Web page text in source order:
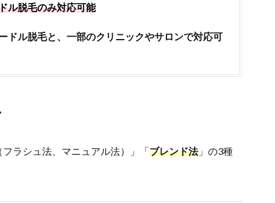
ル脱毛のみ対応可能
ドル脱毛と、一部のクリニックやサロンで対応可
フラシュ法、マニュアル法）」「ブレンド法」の3種